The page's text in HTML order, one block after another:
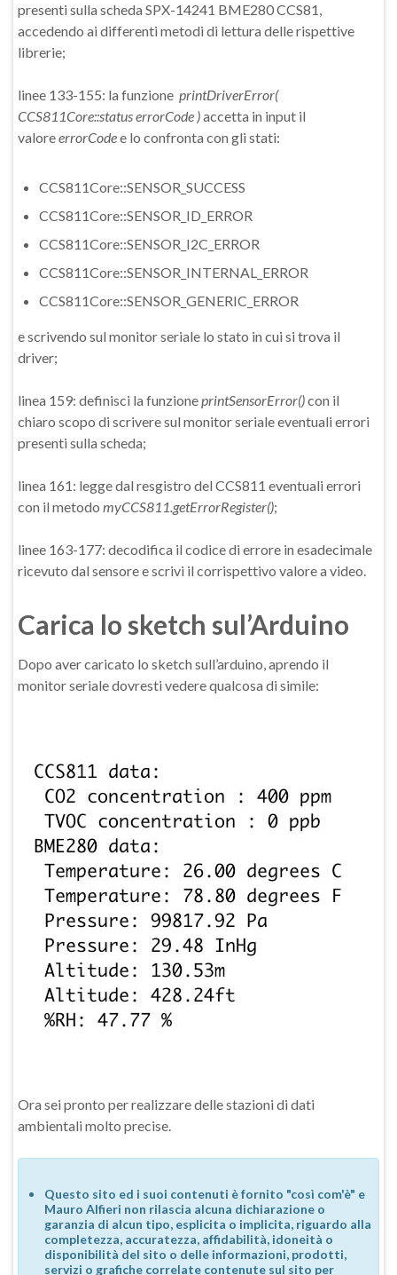
presenti sulla scheda SPX-14241 BME280 CCS81,
accedendo ai differenti metodi di lettura delle rispettive
librerie;
linee 133-155: la funzione printDriverError(
CCS811Core::status errorCode )accetta in input il
valoreerrorCodee lo confronta con gli stati:
CCS811Core::SENSOR_SUCCESS
CCS811Core::SENSOR_ID_ERROR
CCS811Core::SENSOR_I2C_ERROR
CCS811Core::SENSOR_INTERNAL_ERROR
CCS811Core::SENSOR_GENERIC_ERROR
e scrivendo sul monitor seriale lo stato in cui si trova il
driver;
linea 159: definisci la funzioneprintSensorError()con il
chiaro scopo di scrivere sul monitor seriale eventuali errori
presenti sulla scheda;
linea 161: legge dal resgistro del CCS811 eventuali errori
con il metodo myCCS811.getErrorRegister();
linee 163-177: decodifica il codice di errore in esadecimale
ricevuto dal sensore e scrivi il corrispettivo valore a video.
Carica lo sketch sul’Arduino
Dopo aver caricato lo sketch sull’arduino, aprendo il
monitor seriale dovresti vedere qualcosa di simile:
Ora sei pronto per realizzare delle stazioni di dati
ambientali molto precise.
Questo sito ed i suoi contenuti è fornito "così com'è" e
Mauro Alfieri non rilascia alcuna dichiarazione o
garanzia di alcun tipo, esplicita o implicita, riguardo alla
completezza, accuratezza, affidabilità, idoneità o
disponibilità del sito o delle informazioni, prodotti,
servizi o grafiche correlate contenute sul sito per